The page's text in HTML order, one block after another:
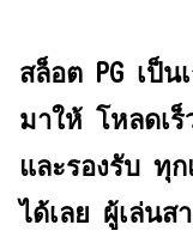
สล็อต PG เป็
มาให้ โหลดเ
และรองรับ ทุ
ได้เลย ผู้เล่นส